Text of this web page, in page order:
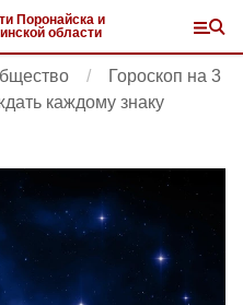
Поронайска и
области
Гороскоп на 3
каждому знаку